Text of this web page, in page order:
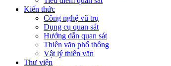
Kiến thức
Công nghệ vũ trụ
Dụng cụ quan sát
Hướng dẫn quan sát
Thiên văn phổ thông
Vật lý thiên văn
Thư viện